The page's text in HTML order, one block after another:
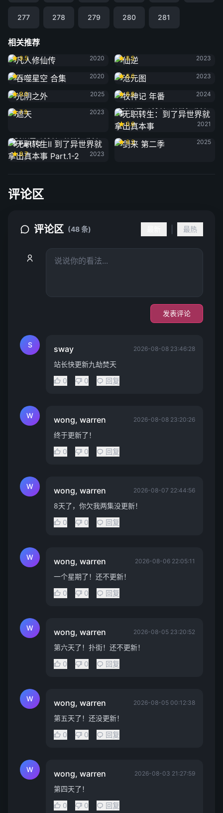
277 278 279 280 281
相关推荐
凡人修仙传
9.5
2020
8.5
2023
吞噬星空 合集
2020
沧元图
8.6
2023
光阴之外
9.0
2025
牧神记 年番
8.8
2024
遮天
7.9
2023
事
6.6
2021
事 Part.1-2
8.7
2023
剑来 第二季
8.3
2025
评论区
评论区 (48 条) 最热
发表评论
S sway 2026-08-08 23:46:28
站长快更新九劫焚天
0
0 回复
W wong, warren 2026-08-08 23:20:26
终于更新了！
0
0 回复
W wong, warren 2026-08-07 22:44:56
8天了，你欠我两集没更新！
0
0 回复
W wong, warren 2026-08-06 22:05:11
一个星期了！还不更新！
0
0 回复
W wong, warren 2026-08-05 23:20:52
第六天了！扑街！还不更新！
0
0 回复
W wong, warren 2026-08-05 00:12:38
第五天了！还没更新！
0
0 回复
W wong, warren 2026-08-03 21:27:59
第四天了！
0
0 回复